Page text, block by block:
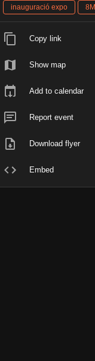
inauguració expo
8M
Copy link
Show map
Add to calendar
Report event
Download flyer
Embed